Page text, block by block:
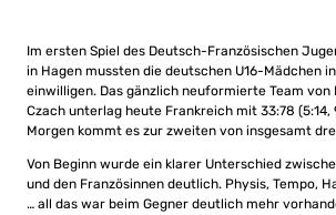
Im ersten Spiel des Deutsch-Französischen
in Hagen mussten die deutschen U16-Mädchen
einwilligen. Das gänzlich neuformierte Team von
Czach unterlag heute Frankreich mit 33:78 (5:14,
Morgen kommt es zur zweiten von insgesamt
Von Beginn wurde ein klarer Unterschied
und den Französinnen deutlich. Physis, Tempo,
… all das war beim Gegner deutlich mehr